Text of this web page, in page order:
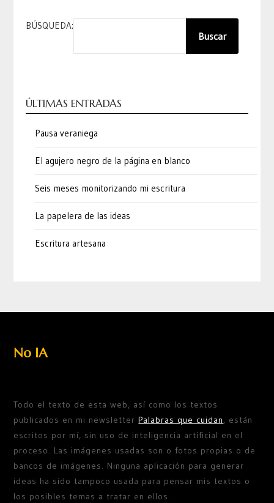
BÚSQUEDA:
Buscar
ÚLTIMAS ENTRADAS
Pausa veraniega
El agujero negro de la página en blanco
Seis meses monitorizando mi escritura
La papelera de las ideas
Escritura artesana
No IA
Todo el texto de esta web, así como los textos
publicados en mi newsletterPalabras que cuidan, están
escritos por mí, sin uso de inteligencia artificial en el
proceso. Las imágenes usadas son o fotos propias o de
bancos de imágenes. Ninguna aplicación para generar
ideas ha sido tampoco usada para pensar mis textos o
los posibles temas a tratar en ellos.